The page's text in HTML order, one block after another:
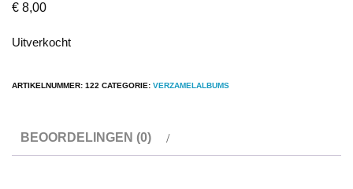
€ 8,00
Uitverkocht
ARTIKELNUMMER: 122 CATEGORIE: VERZAMELALBUMS
BEOORDELINGEN (0)